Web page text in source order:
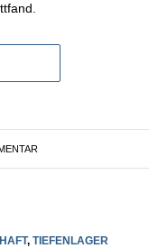
,TIEFENLAGER